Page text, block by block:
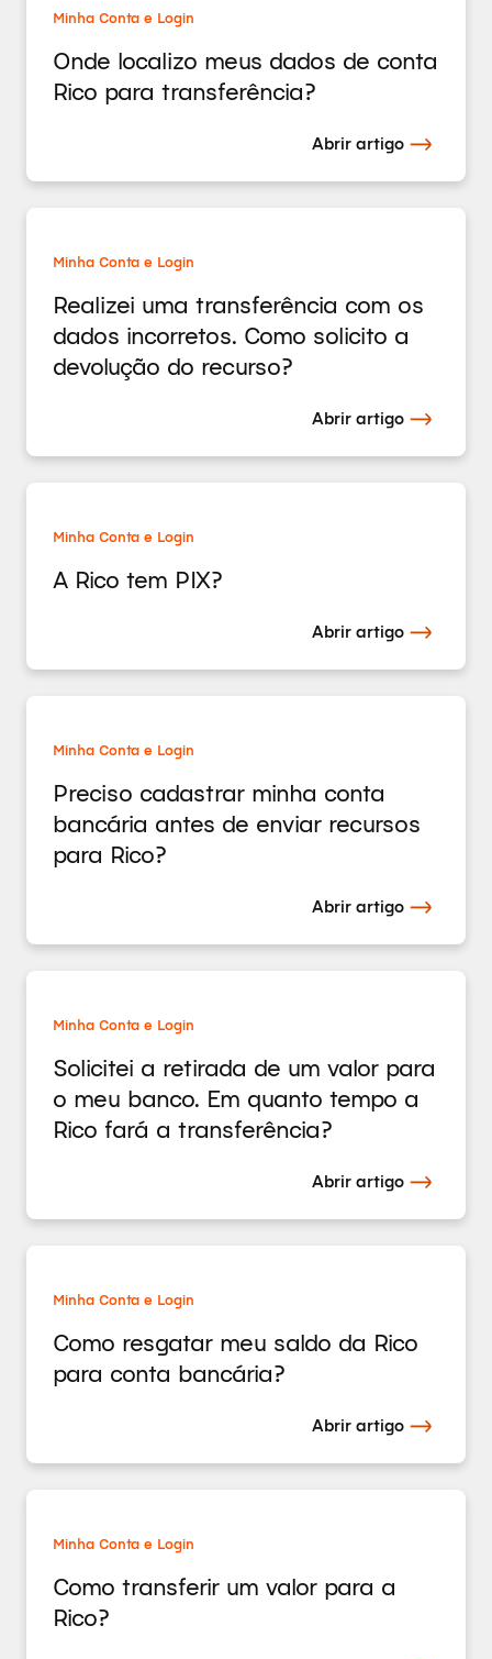
Minha Conta e Login
Onde localizo meus dados de conta
Rico para transferência?
Abrir artigo
Minha Conta e Login
Realizei uma transferência com os
dados incorretos. Como solicito a
devolução do recurso?
Abrir artigo
Minha Conta e Login
A Rico tem PIX?
Abrir artigo
Minha Conta e Login
Preciso cadastrar minha conta
bancária antes de enviar recursos
para Rico?
Abrir artigo
Minha Conta e Login
Solicitei a retirada de um valor para
o meu banco. Em quanto tempo a
Rico fará a transferência?
Abrir artigo
Minha Conta e Login
Como resgatar meu saldo da Rico
para conta bancária?
Abrir artigo
Minha Conta e Login
Como transferir um valor para a
Rico?